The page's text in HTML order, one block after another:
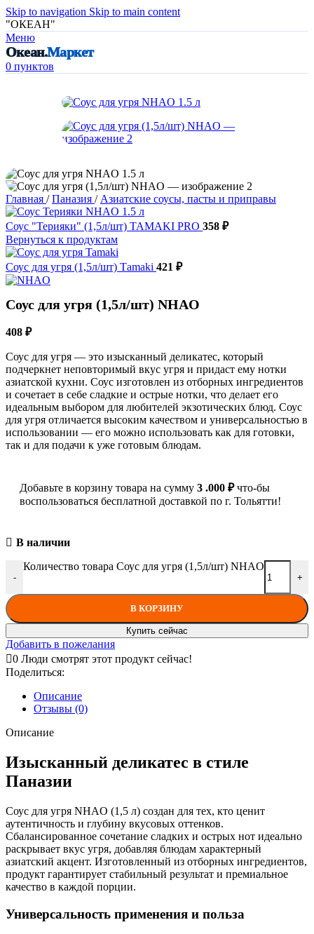
Skip to navigation Skip to main content
"ОКЕАН"
Меню
Океан.Маркет
0 пунктов
Главная / Паназия / Азиатские соусы, пасты и приправы
Соус "Терияки" (1,5л/шт) TAMAKI PRO 358 ₽
Вернуться к продуктам
Соус для угря (1,5л/шт) Таmaki 421 ₽
Соус для угря (1,5л/шт) NHAO
408 ₽
Соус для угря — это изысканный деликатес, который
подчеркнет неповторимый вкус угря и придаст ему нотки
азиатской кухни. Соус изготовлен из отборных ингредиентов
и сочетает в себе сладкие и острые нотки, что делает его
идеальным выбором для любителей экзотических блюд. Соус
для угря отличается высоким качеством и универсальностью в
использовании — его можно использовать как для готовки,
так и для подачи к уже готовым блюдам.
Добавьте в корзину товара на сумму 3 .000 ₽что-бы
воспользоваться бесплатной доставкой по г. Тольятти!
В наличии
-
Количество товара Соус для угря (1,5л/шт) NHAO
+
В КОРЗИНУ
Купить сейчас
Добавить в пожелания
0 Люди смотрят этот продукт сейчас!
Поделиться:
Описание
Отзывы (0)
Описание
Изысканный деликатес в стиле
Паназии
Соус для угря NHAO (1,5 л) создан для тех, кто ценит
аутентичность и глубину вкусовых оттенков.
Сбалансированное сочетание сладких и острых нот идеально
раскрывает вкус угря, добавляя блюдам характерный
азиатский акцент. Изготовленный из отборных ингредиентов,
продукт гарантирует стабильный результат и премиальное
качество в каждой порции.
Универсальность применения и польза